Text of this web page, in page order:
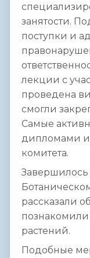
занятости.
поступки и
лекции с
проведена
смогли
Самые
дипломами
комитета.
рассказали
растений.
Подобные